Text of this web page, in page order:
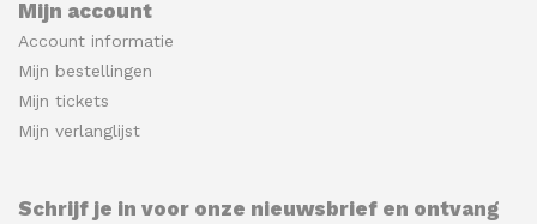
Mijn account
Account informatie
Mijn bestellingen
Mijn tickets
Mijn verlanglijst
Schrijf je in voor onze nieuwsbrief en ontvang